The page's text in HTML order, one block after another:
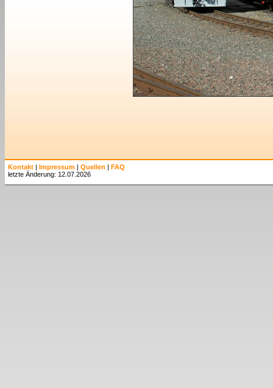
Kontakt | Impressum | Quellen | FAQ
letzte Änderung: 12.07.2026